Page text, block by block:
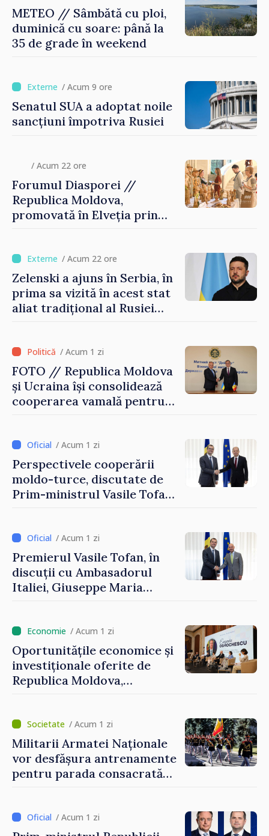
METEO // Sâmbătă cu ploi,
duminică cu soare: până la
35 de grade în weekend
/ Acum 9 ore
Senatul SUA a adoptat noile
sancțiuni împotriva Rusiei
/ Acum 22 ore
Forumul Diasporei //
Republica Moldova,
promovată în Elveția prin
/ Acum 22 ore
Zelenski a ajuns în Serbia, în
prima sa vizită în acest stat
aliat tradițional al Rusiei
/ Acum 1 zi
FOTO // Republica Moldova
și Ucraina își consolidează
cooperarea vamală pentru
Reuniune la Moghiliov-
Podolsk
/ Acum 1 zi
Perspectivele cooperării
moldo-turce, discutate de
Prim-ministrul Vasile Tofan
/ Acum 1 zi
Premierul Vasile Tofan, în
discuții cu Ambasadorul
Italiei, Giuseppe Maria
/ Acum 1 zi
Oportunitățile economice și
investiționale oferite de
Republica Moldova,
Forumul Diasporei
/ Acum 1 zi
Militarii Armatei Naționale
vor desfășura antrenamente
pentru parada consacrată
/ Acum 1 zi